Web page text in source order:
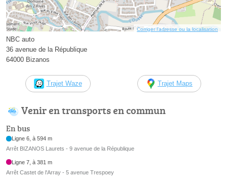
Corriger l’adresse ou la localisation
NBC auto
36 avenue de la République
64000 Bizanos
Trajet Waze Trajet Maps
Venir en transports en commun
En bus
Ligne 6, à 594 m
Arrêt BIZANOS Laurets - 9 avenue de la République
Ligne 7, à 381 m
Arrêt Castet de l'Array - 5 avenue Trespoey